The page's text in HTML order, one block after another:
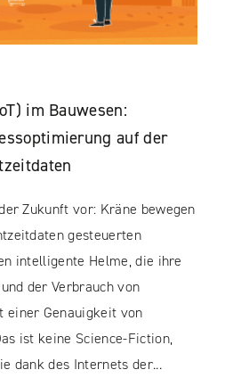
im Bauwesen:
auf der
Zukunft vor: Kräne bewegen
gesteuerten
intelligente Helme, die ihre
der Verbrauch von
Genauigkeit von
ist keine Science-Fiction,
dank des Internets der...